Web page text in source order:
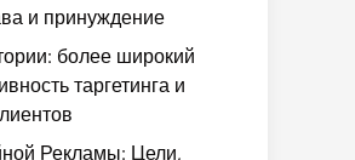
и принуждение
более широкий
таргетинга и
Рекламы: Цели,